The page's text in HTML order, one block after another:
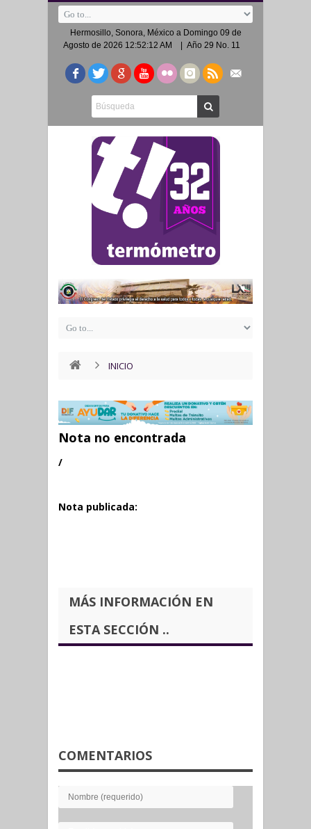
Hermosillo, Sonora, México a Domingo 09 de
Agosto de 2026 12:52:12 AM
| Año 29 No. 11
INICIO
Nota no encontrada
/
Nota publicada:
MÁS INFORMACIÓN EN
ESTA SECCIÓN ..
COMENTARIOS